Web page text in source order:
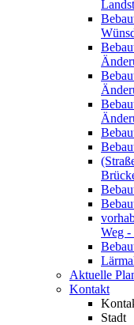
Weg
Aktuelle
Kontakt
Stadt